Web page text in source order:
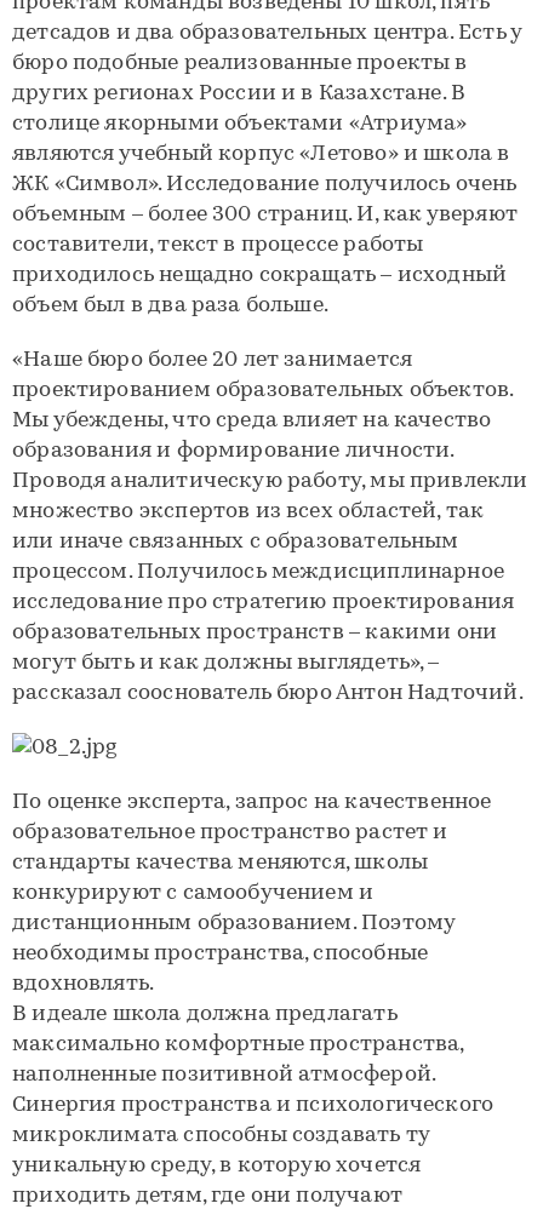
детсадов и два образовательных центра. Есть у
бюро подобные реализованные проекты в
других регионах России и в Казахстане. В
столице якорными объектами «Атриума»
являются учебный корпус «Летово» и школа в
ЖК «Символ». Исследование получилось очень
объемным – более 300 страниц. И, как уверяют
составители, текст в процессе работы
приходилось нещадно сокращать – исходный
объем был в два раза больше.
«Наше бюро более 20 лет занимается
проектированием образовательных объектов.
Мы убеждены, что среда влияет на качество
образования и формирование личности.
Проводя аналитическую работу, мы привлекли
множество экспертов из всех областей, так
или иначе связанных с образовательным
процессом. Получилось междисциплинарное
исследование про стратегию проектирования
образовательных пространств – какими они
могут быть и как должны выглядеть», –
рассказал сооснователь бюро Антон Надточий.
По оценке эксперта, запрос на качественное
образовательное пространство растет и
стандарты качества меняются, школы
конкурируют с самообучением и
дистанционным образованием. Поэтому
необходимы пространства, способные
вдохновлять.
В идеале школа должна предлагать
максимально комфортные пространства,
наполненные позитивной атмосферой.
Синергия пространства и психологического
микроклимата способны создавать ту
уникальную среду, в которую хочется
приходить детям, где они получают